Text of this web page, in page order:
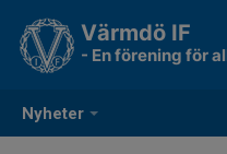
Nyheter
Värmdö IF
- En förening för